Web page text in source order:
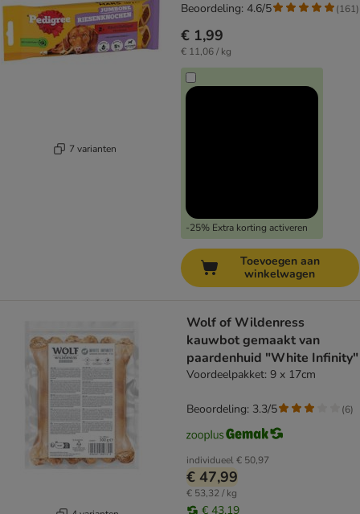
7 varianten
€ 1,99
€ 11,06 / kg
-25% Extra korting activeren
Beoordeling: 4.6/5 (161)
Toevoegen aan
winkelwagen
Wolf of Wildenress
kauwbot gemaakt van
paardenhuid "White Infinity"
Voordeelpakket: 9 x 17cm
individueel€ 50,97
€ 47,99
€ 53,32 / kg
€ 43,19
Beoordeling: 3.3/5 (6)